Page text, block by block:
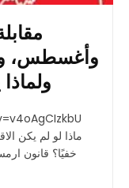
وأغسطس،
ماذا لو لم يكن
خفيًا؟